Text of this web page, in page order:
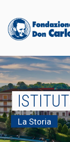
La Storia